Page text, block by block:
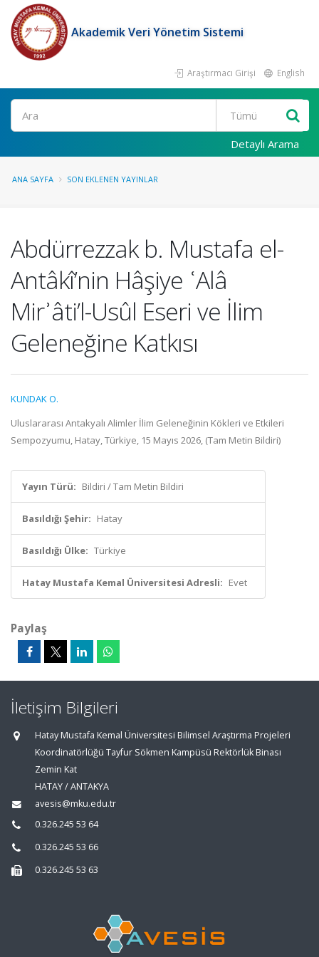
Akademik Veri Yönetim Sistemi
Araştırmacı Girişi English
Ara
Detaylı Arama
ANA SAYFA SON EKLENEN YAYINLAR
Abdürrezzak b. Mustafa el-
Antâkî’nin Hâşiye ʿAlâ
Mirʾâti’l-Usûl Eseri ve İlim
Geleneğine Katkısı
KUNDAK O.
Uluslararası Antakyalı Alimler İlim Geleneğinin Kökleri ve Etkileri
Sempozyumu, Hatay, Türkiye, 15 Mayıs 2026, (Tam Metin Bildiri)
Yayın Türü: Bildiri / Tam Metin Bildiri
Basıldığı Şehir: Hatay
Basıldığı Ülke: Türkiye
Hatay Mustafa Kemal Üniversitesi Adresli: Evet
Paylaş
İletişim Bilgileri
Hatay Mustafa Kemal Üniversitesi Bilimsel Araştırma Projeleri
Koordinatörlüğü Tayfur Sökmen Kampüsü Rektörlük Binası
Zemin Kat
HATAY / ANTAKYA
avesis@mku.edu.tr
0.326.245 53 64
0.326.245 53 66
0.326.245 53 63